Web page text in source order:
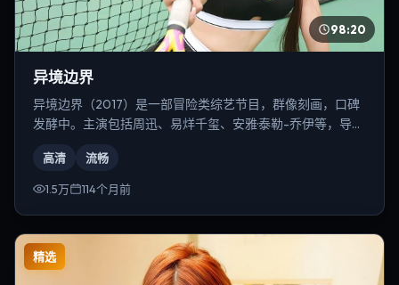
98:20
异境边界
异境边界（2017）是一部冒险类综艺节目，群像刻画，口碑
发酵中。主演包括周迅、易烊千玺、安雅·泰勒-乔伊等，导演
高清 流畅
1.5万 114个月前
精选